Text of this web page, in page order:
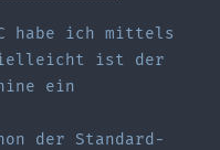
habe ich mittels
Vielleicht ist der
ein
der Standard-